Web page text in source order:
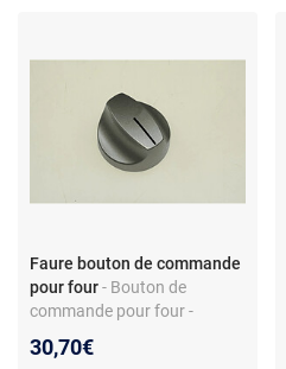
Faure bouton de commande
pour four- Bouton de
commande pour four -
FYB351X - Plastique -
30,70€